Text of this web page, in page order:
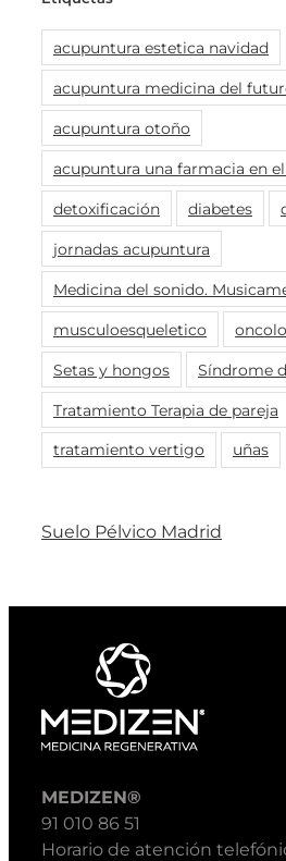
acupuntura estetica navidad
acupuntura medicina del
acupuntura otoño
acupuntura una farmacia en
detoxificación diabetes
jornadas acupuntura
Medicina del sonido.
musculoesqueletico
Setas y hongos Síndrome
Tratamiento Terapia de pareja
tratamiento vertigo uñas
Suelo Pélvico Madrid
MEDIZEN®
91 010 86 51
Horario de atención